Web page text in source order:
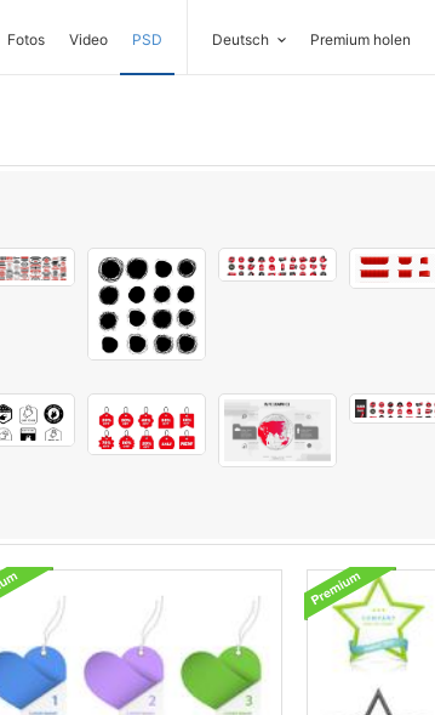
Fotos Video PSD Deutsch Premium holen